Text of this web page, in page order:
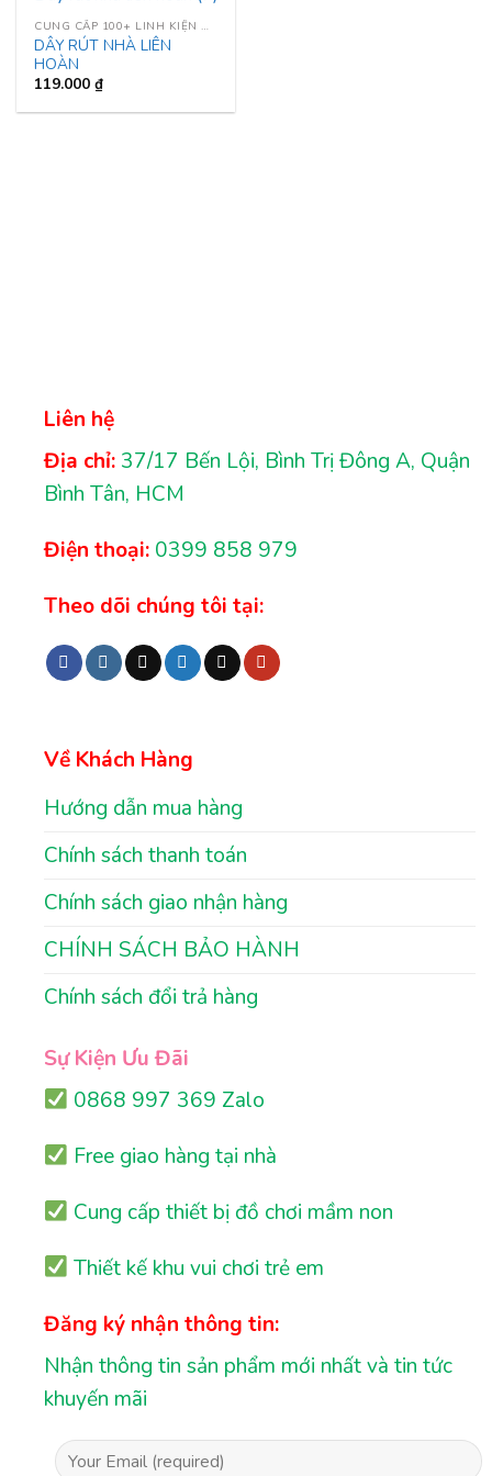
CUNG CẤP 100+ LINH KIỆN NHÀ LIÊN HOÀN
DÂY RÚT NHÀ LIÊN
HOÀN
119.000₫
Liên hệ
Địa chỉ: 37/17 Bến Lội, Bình Trị Đông A, Quận
Bình Tân, HCM
Điện thoại: 0399 858 979
Theo dõi chúng tôi tại:
Về Khách Hàng
Hướng dẫn mua hàng
Chính sách thanh toán
Chính sách giao nhận hàng
CHÍNH SÁCH BẢO HÀNH
Chính sách đổi trả hàng
Sự Kiện Ưu Đãi
0868 997 369 Zalo
Free giao hàng tại nhà
Cung cấp thiết bị đồ chơi mầm non
Thiết kế khu vui chơi trẻ em
Đăng ký nhận thông tin:
Nhận thông tin sản phẩm mới nhất và tin tức
khuyến mãi